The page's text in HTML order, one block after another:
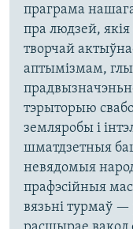
праграма
пра людзей, якія
творчай
аптымізмам,
тэрыторыю
земляробы і
шматдзетныя
невядомыя
прафэсійныя
вязьні турмаў —